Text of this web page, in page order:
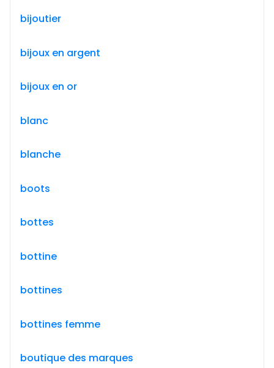
bijoutier
bijoux en argent
bijoux en or
blanc
blanche
boots
bottes
bottine
bottines
bottines femme
boutique des marques